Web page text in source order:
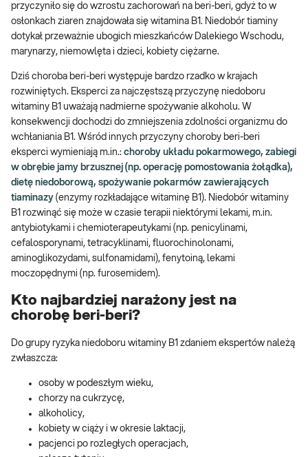
przyczyniło się do wzrostu zachorowań na beri-beri, gdyż to w
osłonkach ziaren znajdowała się witamina B1. Niedobór tiaminy
dotykał przeważnie ubogich mieszkańców Dalekiego Wschodu,
marynarzy, niemowlęta i dzieci, kobiety ciężarne.
Dziś choroba beri-beri występuje bardzo rzadko w krajach
rozwiniętych. Eksperci za najczęstszą przyczynę niedoboru
witaminy B1 uważają nadmierne spożywanie alkoholu. W
konsekwencji dochodzi do zmniejszenia zdolności organizmu do
wchłaniania B1. Wśród innych przyczyny choroby beri-beri
eksperci wymieniają m.in.: choroby układu pokarmowego, zabiegi
w obrębie jamy brzusznej (np. operację pomostowania żołądka),
dietę niedoborową, spożywanie pokarmów zawierających
tiaminazy (enzymy rozkładające witaminę B1). Niedobór witaminy
B1 rozwinąć się może w czasie terapii niektórymi lekami, m.in.
antybiotykami i chemioterapeutykami (np. penicylinami,
cefalosporynami, tetracyklinami, fluorochinolonami,
aminoglikozydami, sulfonamidami), fenytoiną, lekami
moczopędnymi (np. furosemidem).
Kto najbardziej narażony jest na
chorobę beri-beri?
Do grupy ryzyka niedoboru witaminy B1 zdaniem ekspertów należą
zwłaszcza:
osoby w podeszłym wieku,
chorzy na cukrzycę,
alkoholicy,
kobiety w ciąży i w okresie laktacji,
pacjenci po rozległych operacjach,